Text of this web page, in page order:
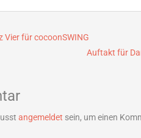
Vier für cocoonSWING
Auftakt für
angemeldet sein, um einen